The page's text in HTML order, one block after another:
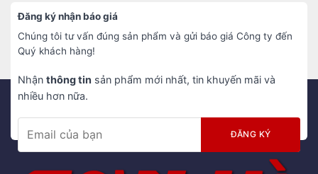
Đăng ký nhận báo giá
Chúng tôi tư vấn đúng sản phẩm và gửi báo giá Công ty đến
Quý khách hàng!
Nhận thông tin sản phẩm mới nhất, tin khuyến mãi và
nhiều hơn nữa.